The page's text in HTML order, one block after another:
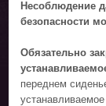
Несоблюдение
безопасности
Обязательно
переднем